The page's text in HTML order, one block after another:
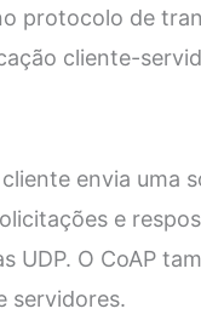
protocolo de
cliente-
envia uma
e
UDP. O CoAP
servidores.